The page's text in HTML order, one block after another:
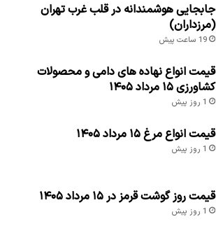
جابجایی هوشمندانه در قلب غرب تهران
(مرزداران)
19 ساعت پیش
قیمت انواع نهاده های دامی و محصولات
کشاورزی ۱۵ مرداد ۱۴۰۵
1 روز پیش
قیمت انواع مرغ ۱۵ مرداد ۱۴۰۵
1 روز پیش
قیمت روز گوشت قرمز در ۱۵ مرداد ۱۴۰۵
1 روز پیش